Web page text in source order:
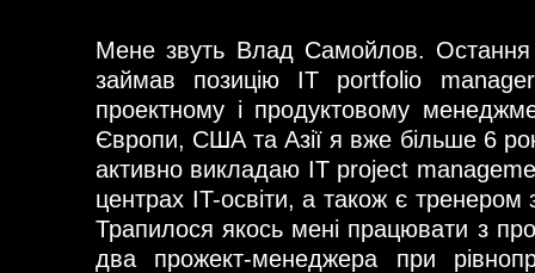
Мене звуть Влад Самойлов. Остання
займав позицію IT portfolio
проектному і продуктовому
Європи, США та Азії я вже більше 6
активно викладаю IT project
центрах IT-освіти, а також є
Трапилося якось мені працювати з
два прожект-менеджера при